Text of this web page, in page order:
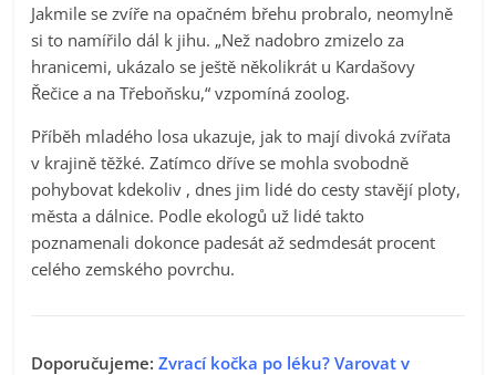
Jakmile se zvíře na opačném břehu probralo, neomylně
si to namířilo dál k jihu. „Než nadobro zmizelo za
hranicemi, ukázalo se ještě několikrát u Kardašovy
Řečice a na Třeboňsku,“ vzpomíná zoolog.
Příběh mladého losa ukazuje, jak to mají divoká zvířata
v krajině těžké. Zatímco dříve se mohla svobodně
pohybovat kdekoliv , dnes jim lidé do cesty stavějí ploty,
města a dálnice. Podle ekologů už lidé takto
poznamenali dokonce padesát až sedmdesát procent
celého zemského povrchu.
Doporučujeme:Zvrací kočka po léku? Varovat v